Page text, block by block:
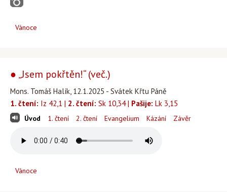
Vánoce
● „Jsem pokřtěn!“ (več.)
Mons. Tomáš Halík, 12.1.2025 - Svátek Křtu Páně
1. čtení: Iz 42,1 | 2. čtení: Sk 10,34 | Pašije: Lk 3,15
Úvod 1. čtení 2. čtení Evangelium Kázání Závěr
Vánoce